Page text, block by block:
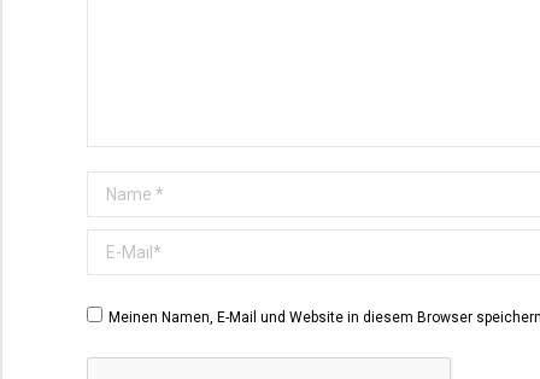
Name *
E-Mail *
Meinen Namen, E-Mail und Website in diesem Browser